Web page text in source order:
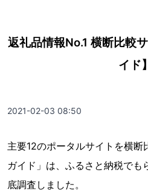
返礼品情報No.1 横断比較
イド】
2021-02-03 08:50
主要12のポータルサイトを横
ガイド」は、ふるさと納税でも
底調査しました。